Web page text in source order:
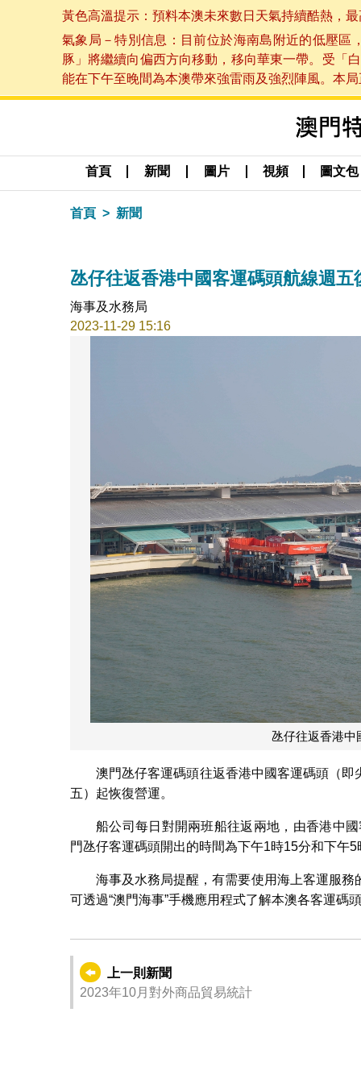
黃色高溫提示：預料本澳未來數日天氣持續酷熱，
氣象局－特別信息：目前位於海南島附近的低壓
豚」將繼續向偏西方向移動，移向華東一帶。受「
能在下午至晚間為本澳帶來強雷雨及強烈陣風。本
首頁 新聞 圖片 視頻 圖文包
首頁 新聞
氹仔往返香港中國客運碼頭航線週五
海事及水務局
2023-11-29 15:16
氹仔往返香港中
澳門氹仔客運碼頭往返香港中國客運碼頭（
五）起恢復營運。
船公司每日對開兩班船往返兩地，由香港中
門氹仔客運碼頭開出的時間為下午1時15分和下午5
海事及水務局提醒，有需要使用海上客運服
可透過“澳門海事”手機應用程式了解本澳各客運碼
上一則新聞
2023年10月對外商品貿易統計